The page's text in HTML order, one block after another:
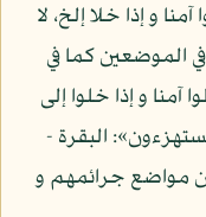
و إذا خلا إلخ، لا
الموضعين كما في
آمنا و إذا خلوا إلى
البقرة -
مواضع جرائمهم و